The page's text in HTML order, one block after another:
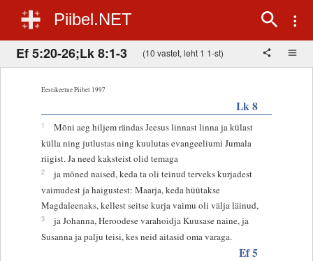
Piibel.NET
Ef 5:20-26;Lk 8:1-3 (10 vastet, leht 1 1-st)
Eestikeelne Piibel 1997
Lk 8
1
Mõni aeg hiljem rändas Jeesus linnast linna ja külast
külla ning jutlustas ning kuulutas evangeeliumi Jumala
riigist. Ja need kaksteist olid temaga
2
ja mõned naised, keda ta oli teinud terveks kurjadest
vaimudest ja haigustest: Maarja, keda hüütakse
Magdaleenaks, kellest seitse kurja vaimu oli välja läinud,
3
ja Johanna, Heroodese varahoidja Kuusase naine, ja
Susanna ja palju teisi, kes neid aitasid oma varaga.
Ef 5